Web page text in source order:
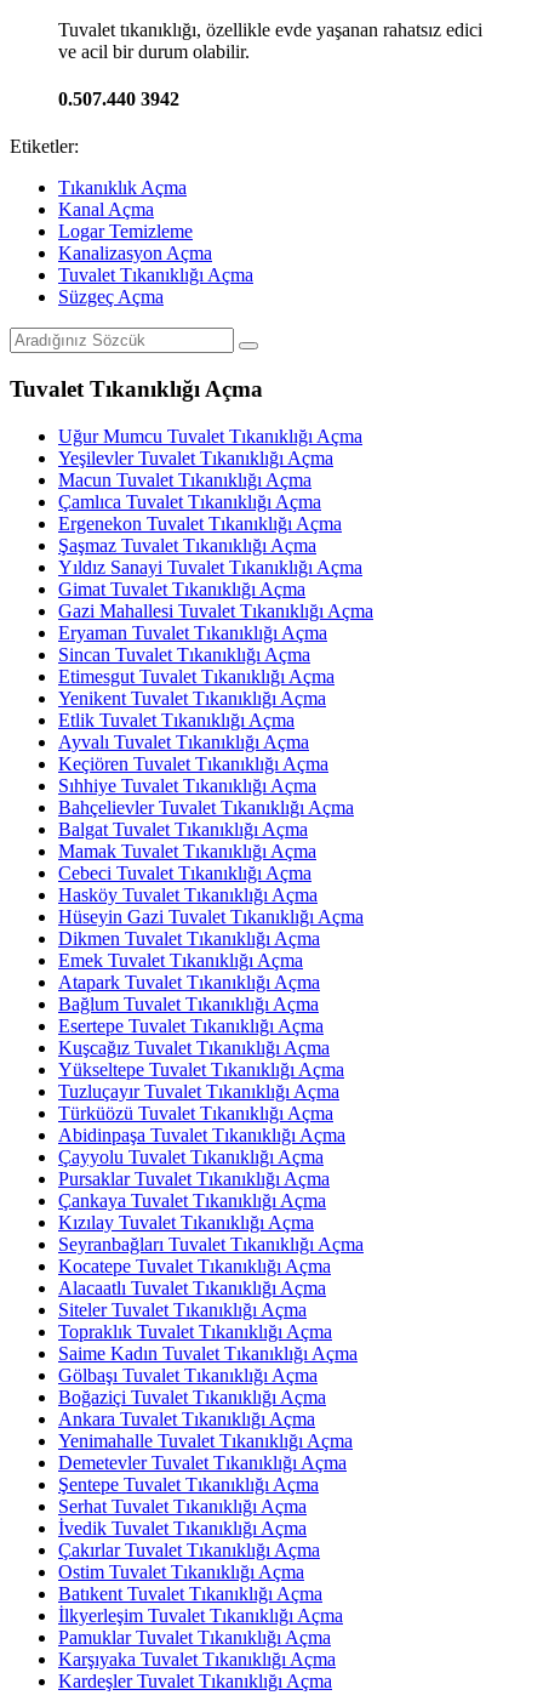
Tuvalet tıkanıklığı, özellikle evde yaşanan rahatsız edici
ve acil bir durum olabilir.
0.507.440 3942
Etiketler:
Tıkanıklık Açma
Kanal Açma
Logar Temizleme
Kanalizasyon Açma
Tuvalet Tıkanıklığı Açma
Süzgeç Açma
Tuvalet Tıkanıklığı Açma
Uğur Mumcu Tuvalet Tıkanıklığı Açma
Yeşilevler Tuvalet Tıkanıklığı Açma
Macun Tuvalet Tıkanıklığı Açma
Çamlıca Tuvalet Tıkanıklığı Açma
Ergenekon Tuvalet Tıkanıklığı Açma
Şaşmaz Tuvalet Tıkanıklığı Açma
Yıldız Sanayi Tuvalet Tıkanıklığı Açma
Gimat Tuvalet Tıkanıklığı Açma
Gazi Mahallesi Tuvalet Tıkanıklığı Açma
Eryaman Tuvalet Tıkanıklığı Açma
Sincan Tuvalet Tıkanıklığı Açma
Etimesgut Tuvalet Tıkanıklığı Açma
Yenikent Tuvalet Tıkanıklığı Açma
Etlik Tuvalet Tıkanıklığı Açma
Ayvalı Tuvalet Tıkanıklığı Açma
Keçiören Tuvalet Tıkanıklığı Açma
Sıhhiye Tuvalet Tıkanıklığı Açma
Bahçelievler Tuvalet Tıkanıklığı Açma
Balgat Tuvalet Tıkanıklığı Açma
Mamak Tuvalet Tıkanıklığı Açma
Cebeci Tuvalet Tıkanıklığı Açma
Hasköy Tuvalet Tıkanıklığı Açma
Hüseyin Gazi Tuvalet Tıkanıklığı Açma
Dikmen Tuvalet Tıkanıklığı Açma
Emek Tuvalet Tıkanıklığı Açma
Atapark Tuvalet Tıkanıklığı Açma
Bağlum Tuvalet Tıkanıklığı Açma
Esertepe Tuvalet Tıkanıklığı Açma
Kuşcağız Tuvalet Tıkanıklığı Açma
Yükseltepe Tuvalet Tıkanıklığı Açma
Tuzluçayır Tuvalet Tıkanıklığı Açma
Türküözü Tuvalet Tıkanıklığı Açma
Abidinpaşa Tuvalet Tıkanıklığı Açma
Çayyolu Tuvalet Tıkanıklığı Açma
Pursaklar Tuvalet Tıkanıklığı Açma
Çankaya Tuvalet Tıkanıklığı Açma
Kızılay Tuvalet Tıkanıklığı Açma
Seyranbağları Tuvalet Tıkanıklığı Açma
Kocatepe Tuvalet Tıkanıklığı Açma
Alacaatlı Tuvalet Tıkanıklığı Açma
Siteler Tuvalet Tıkanıklığı Açma
Topraklık Tuvalet Tıkanıklığı Açma
Saime Kadın Tuvalet Tıkanıklığı Açma
Gölbaşı Tuvalet Tıkanıklığı Açma
Boğaziçi Tuvalet Tıkanıklığı Açma
Ankara Tuvalet Tıkanıklığı Açma
Yenimahalle Tuvalet Tıkanıklığı Açma
Demetevler Tuvalet Tıkanıklığı Açma
Şentepe Tuvalet Tıkanıklığı Açma
Serhat Tuvalet Tıkanıklığı Açma
İvedik Tuvalet Tıkanıklığı Açma
Çakırlar Tuvalet Tıkanıklığı Açma
Ostim Tuvalet Tıkanıklığı Açma
Batıkent Tuvalet Tıkanıklığı Açma
İlkyerleşim Tuvalet Tıkanıklığı Açma
Pamuklar Tuvalet Tıkanıklığı Açma
Karşıyaka Tuvalet Tıkanıklığı Açma
Kardeşler Tuvalet Tıkanıklığı Açma